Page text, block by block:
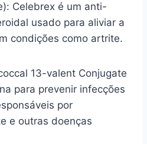
Celebrex é um anti-
usado para aliviar a
condições como artrite.
13-valent Conjugate
para prevenir infecções
por
e outras doenças